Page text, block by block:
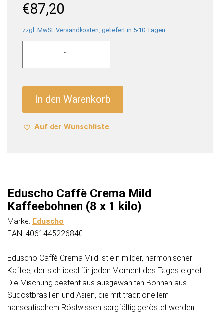
€87,20
zzgl. MwSt. Versandkosten, geliefert in 5-10 Tagen
Eduscho
Crema
x
1
In den Warenkorb
Auf der Wunschliste
Eduscho Caffè Crema Mild
Kaffeebohnen (8 x 1 kilo)
Marke: Eduscho
EAN: 4061445226840
Eduscho Caffè Crema Mild ist ein milder, harmonischer
Kaffee, der sich ideal für jeden Moment des Tages eignet.
Die Mischung besteht aus ausgewählten Bohnen aus
Südostbrasilien und Asien, die mit traditionellem
hanseatischem Röstwissen sorgfältig geröstet werden.